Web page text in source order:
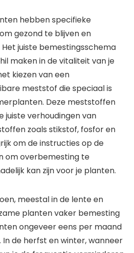
hebben specifieke
gezond te blijven en
juiste bemestingsschema
maken in de vitaliteit van je
kiezen van een
meststof die speciaal is
Deze meststoffen
juiste verhoudingen van
zoals stikstof, fosfor en
om de instructies op de
om overbemesting te
kan zijn voor je planten.
meestal in de lente en
planten vaker bemesting
ongeveer eens per maand
In de herfst en winter, wanneer